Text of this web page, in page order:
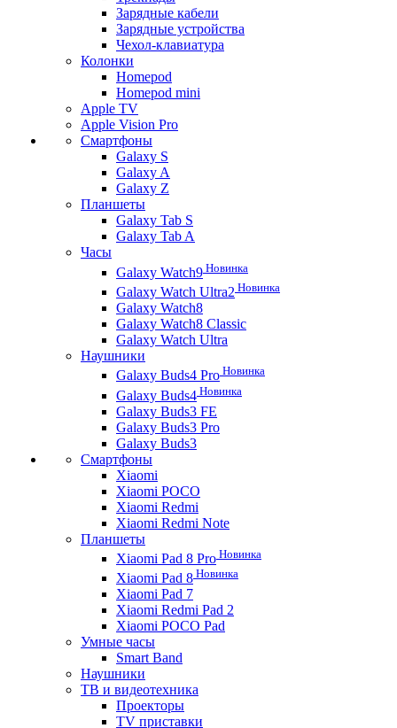
Зарядные кабели
Зарядные устройства
Чехол-клавиатура
Колонки
Homepod
Homepod mini
Apple TV
Apple Vision Pro
Смартфоны
Galaxy S
Galaxy A
Galaxy Z
Планшеты
Galaxy Tab S
Galaxy Tab A
Часы
Galaxy Watch9 Новинка
Galaxy Watch Ultra2 Новинка
Galaxy Watch8
Galaxy Watch8 Classic
Galaxy Watch Ultra
Наушники
Galaxy Buds4 Pro Новинка
Galaxy Buds4 Новинка
Galaxy Buds3 FE
Galaxy Buds3 Pro
Galaxy Buds3
Смартфоны
Xiaomi
Xiaomi POCO
Xiaomi Redmi
Xiaomi Redmi Note
Планшеты
Xiaomi Pad 8 Pro Новинка
Xiaomi Pad 8 Новинка
Xiaomi Pad 7
Xiaomi Redmi Pad 2
Xiaomi POCO Pad
Умные часы
Smart Band
Наушники
ТВ и видеотехника
Проекторы
TV приставки